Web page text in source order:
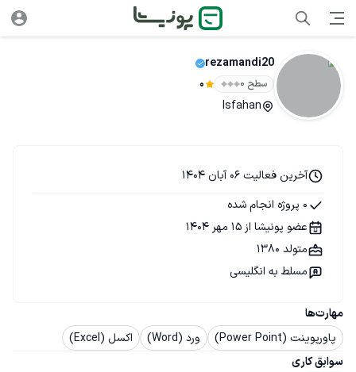
rezamandi20
سطح ۰ 0
Isfahan
مهارت‌ها
پاورپوینت (Power Point)
ورد (Word)
اکسل (Excel)
سوابق کاری
آخرین فعالیت 06 آبان 1404
0 پروژه انجام شده
عضو پونیشا از 15 مهر 1404
متولد 1380
مسلط به انگلیسی